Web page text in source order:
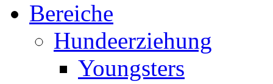
Bereiche
Hundeerziehung
Youngsters